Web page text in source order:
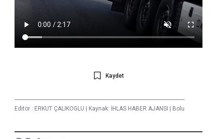
Kaydet
Editör : ERKUT ÇALIKOGLU Kaynak: İHLAS HABER AJANSI Bolu